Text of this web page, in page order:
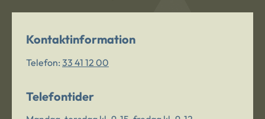
Kontaktinformation
Telefon: 33 41 12 00
Telefontider